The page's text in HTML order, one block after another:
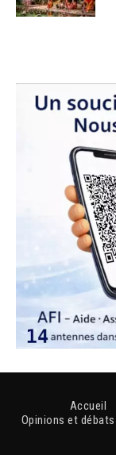
Accueil
Opinions et débats